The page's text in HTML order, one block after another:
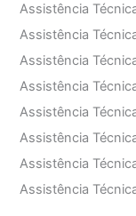
Assistência
Assistência
Assistência
Assistência
Assistência
Assistência
Assistência
Assistência